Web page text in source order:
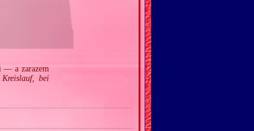
— a zarazem
Kreislauf, bei